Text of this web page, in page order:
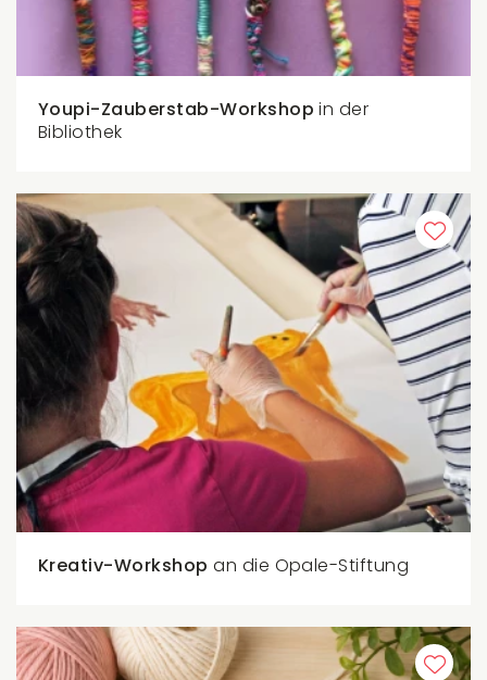
Youpi-Zauberstab-Workshopin der
Bibliothek
Kreativ-Workshopan die Opale-Stiftung